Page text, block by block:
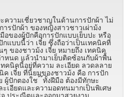
ความเชี่ยวชาญในด้านการปักผ้า ไม่
รปักผ้า ของหญิงสาวชาวเผ่าม้ง
ของผู้ปักคือการปักแบบเย็บปะ หรือ
แบบนี้ว่า เจี๋ย ซึ่งถือว่าเป็นเทคนิคที่
ของชาวม้ง เจี๋ย หมายถึง เทคนิค
หนด แล้วนํามาเย็บติดซ้อนกับผ้าพื้น
คนิคนี้อยู่ที่ความ ละเอียด ลวดลลาย
เจี๋ย ที่นิยมของชาวม้ง คือ การปัก
ผู้ปักตองใช ้ ้ทั้งฝีมือ ต้องมีทักษะ
เอียดและความอดทนมากเป็นพิเศษ
ประณีตและออกมาสวยงาม